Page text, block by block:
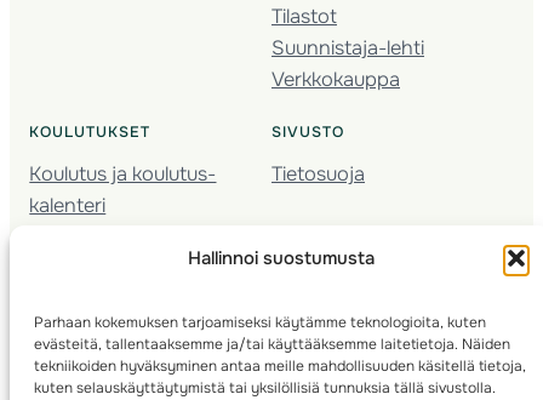
Hallinnoi suostumusta
Parhaan kokemuksen tarjoamiseksi käytämme teknologioita, kuten
evästeitä, tallentaaksemme ja/tai käyttääksemme laitetietoja. Näiden
tekniikoiden hyväksyminen antaa meille mahdollisuuden käsitellä tietoja,
kuten selauskäyttäytymistä tai yksilöllisiä tunnuksia tällä sivustolla.
Tilastot
Suunnistaja-lehti
Verkkokauppa
KOULUTUKSET
Koulutus ja koulutus­
kalenteri
Seura­kehittäminen
Kartoitus
Ratamestari
SIVUSTO
Tietosuoja